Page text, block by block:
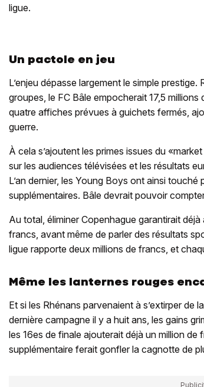
ligue.
Un pactole en jeu
L’enjeu dépasse largement le simple
groupes, le FC Bâle empocherait 17,5
quatre affiches prévues à guichets fermés,
guerre.
À cela s’ajoutent les primes issues du
sur les audiences télévisées et les résultats
L’an dernier, les Young Boys ont ainsi touché
supplémentaires. Bâle devrait pouvoir
Au total, éliminer Copenhague garantirait
francs, avant même de parler des résultats
ligue rapporte deux millions de francs, et
Même les lanternes rouges
Et si les Rhénans parvenaient à s’extirper de
dernière campagne il y a huit ans, les gains
les 16es de finale ajouterait déjà un million
supplémentaire ferait gonfler la cagnotte de